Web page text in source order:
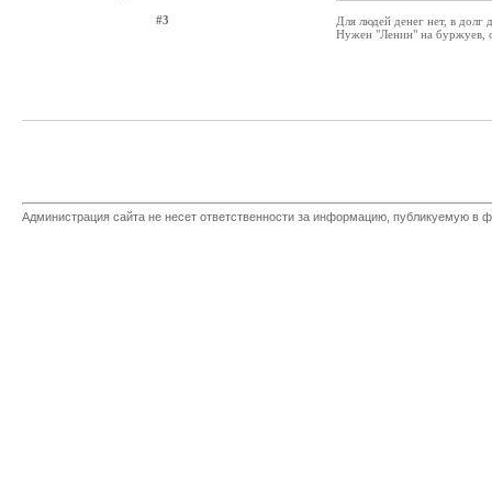
#3
Для людей денег нет, в долг
Нужен "Ленин" на буржуев,
Администрация сайта не несет ответственности за информацию, публикуемую